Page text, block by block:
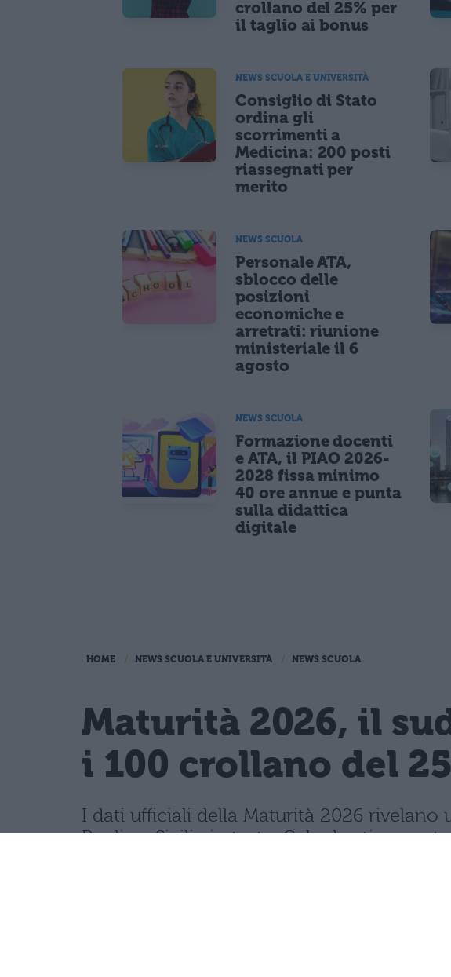
crollano del 25% per
il taglio ai bonus
NEWS SCUOLA E UNIVERSITÀ
Consiglio di Stato
ordina gli
scorrimenti a
Medicina: 200 posti
riassegnati per
merito
NEWS SCUOLA
Personale ATA,
sblocco delle
posizioni
economiche e
arretrati: riunione
ministeriale il 6
agosto
NEWS SCUOLA
Formazione docenti
e ATA, il PIAO 2026-
2028 fissa minimo
40 ore annue e punta
sulla didattica
digitale
HOME NEWS SCUOLA E UNIVERSITÀ NEWS SCUOLA
Maturità 2026, il
i 100 crollano del
I dati ufficiali della Maturità 2026 rivelano
Puglia e Sicilia in testa. Cala